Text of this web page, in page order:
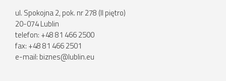
ul. Spokojna 2, pok. nr 278 (II piętro)
20-074 Lublin
telefon: +48 81 466 2500
fax: +48 81 466 2501
e-mail: biznes@lublin.eu